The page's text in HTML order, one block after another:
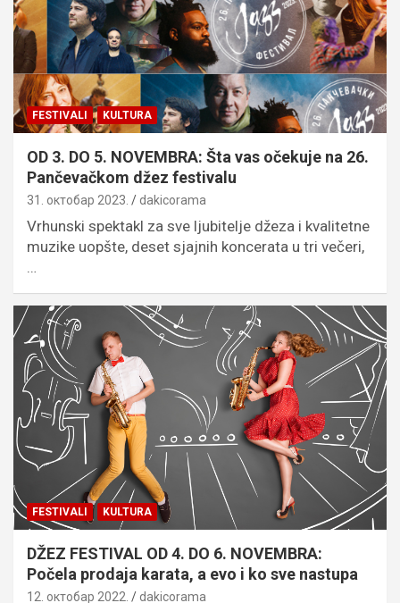
FESTIVALI KULTURA
OD 3. DO 5. NOVEMBRA: Šta vas očekuje na 26.
Pančevačkom džez festivalu
31. октобар 2023. dakicorama
Vrhunski spektakl za sve ljubitelje džeza i kvalitetne
muzike uopšte, deset sjajnih koncerata u tri večeri,
…
FESTIVALI KULTURA
DŽEZ FESTIVAL OD 4. DO 6. NOVEMBRA:
Počela prodaja karata, a evo i ko sve nastupa
12. октобар 2022. dakicorama